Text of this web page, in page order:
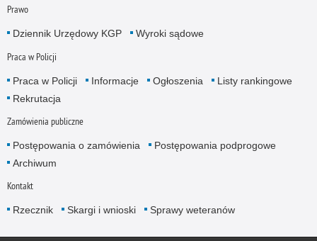
Prawo
Dziennik Urzędowy KGP Wyroki sądowe
Praca w Policji
Praca w Policji Informacje Ogłoszenia
Listy rankingowe
Rekrutacja
Zamówienia publiczne
Postępowania o zamówienia
Postępowania podprogowe
Archiwum
Kontakt
Rzecznik Skargi i wnioski Sprawy weteranów